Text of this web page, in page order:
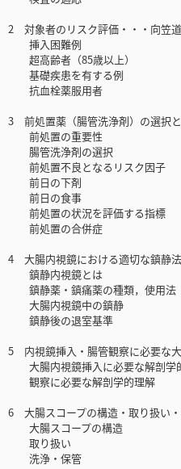
2 対象者のリスク評価・・・向笠
挿入困難例
超高齢者（85歳以上）
基礎疾患を有する例
抗血栓薬服用者
3 前処置薬（腸管洗浄剤）の選択
前処置の重要性
腸管洗浄剤の選択
前処置不良となるリスク因子
前日の下剤
前日の食事
前処置の状況を評価する指標
前処置の合併症
4 大腸内視鏡における適切な鎮静
鎮静内視鏡とは
鎮静薬・鎮痛薬の種類，使用法
大腸内視鏡中の鎮静
鎮静後の退室基準
5 内視鏡挿入・腸管観察に必要な
大腸内視鏡挿入に必要な解剖学
観察に必要な解剖学的理解
6 大腸スコープの構造・取り扱い
大腸スコープの構造
取り扱い
洗浄・保管